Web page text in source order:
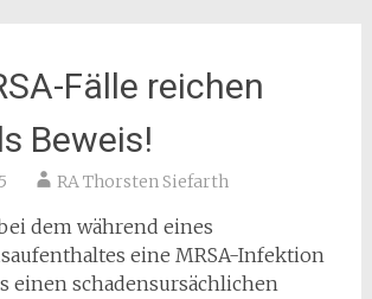
Fälle reichen
Beweis!
RA Thorsten Siefarth
dem während eines
eine MRSA-Infektion
einen schadensursächlichen